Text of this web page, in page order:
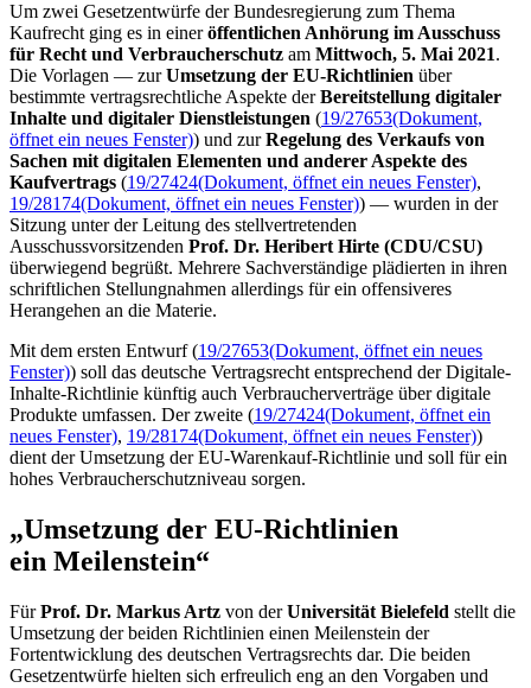
Um zwei Gesetzentwürfe der Bundesregierung zum Thema
Kaufrecht ging es in einer öffentlichen Anhörung im Ausschuss
für Recht und Verbraucherschutz am Mittwoch, 5. Mai 2021.
Die Vorlagen — zurUmsetzung der EU-Richtlinien über
bestimmte vertragsrechtliche Aspekte derBereitstellung digitaler
Inhalte und digitaler Dienstleistungen (19/27653(Dokument,
öffnet ein neues Fenster)) und zurRegelung des Verkaufs von
Sachen mit digitalen Elementen und anderer Aspekte des
Kaufvertrags (19/27424(Dokument, öffnet ein neues Fenster),
19/28174(Dokument, öffnet ein neues Fenster)) — wurden in der
Sitzung unter der Leitung des stellvertretenden
Ausschussvorsitzenden Prof. Dr. Heribert Hirte (CDU/CSU)
überwiegend begrüßt. Mehrere Sachverständige plädierten in ihren
schriftlichen Stellungnahmen allerdings für ein offensiveres
Herangehen an die Materie.
Mit dem ersten Entwurf (19/27653(Dokument, öffnet ein neues
Fenster)) soll das deutsche Vertragsrecht entsprechend der Digitale-
Inhalte-Richtlinie künftig auch Verbraucherverträge über digitale
Produkte umfassen. Der zweite (19/27424(Dokument, öffnet ein
neues Fenster), 19/28174(Dokument, öffnet ein neues Fenster))
dient der Umsetzung der EU-Warenkauf-Richtlinie und soll für ein
hohes Verbraucherschutzniveau sorgen.
„Umsetzung der EU-Richtlinien
ein Meilenstein“
FürProf. Dr. Markus Artz von derUniversität Bielefeld stellt die
Umsetzung der beiden Richtlinien einen Meilenstein der
Fortentwicklung des deutschen Vertragsrechts dar. Die beiden
Gesetzentwürfe hielten sich erfreulich eng an den Vorgaben und